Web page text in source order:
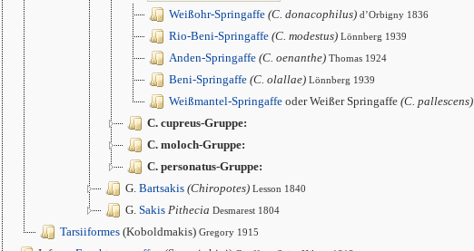
Weißohr-Springaffe (C. donacophilus) d’Orbigny 1836
Rio-Beni-Springaffe (C. modestus) Lönnberg 1939
Anden-Springaffe (C. oenanthe) Thomas 1924
Beni-Springaffe (C. olallae) Lönnberg 1939
Weißmantel-Springaffe oder Weißer Springaffe (C. pallescens)
C. cupreus-Gruppe:
C. moloch-Gruppe:
C. personatus-Gruppe:
G. Bartsakis (Chiropotes) Lesson 1840
G. Sakis Pithecia Desmarest 1804
Tarsiiformes (Koboldmakis) Gregory 1915